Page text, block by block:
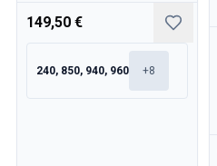
149,50 €
240, 850, 940, 960 +8